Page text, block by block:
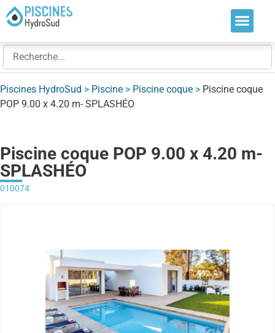
Piscines HydroSud > Piscine > Piscine coque > Piscine coque
POP 9.00 x 4.20 m- SPLASHÉO
Piscine coque POP 9.00 x 4.20 m-
SPLASHÉO
010074